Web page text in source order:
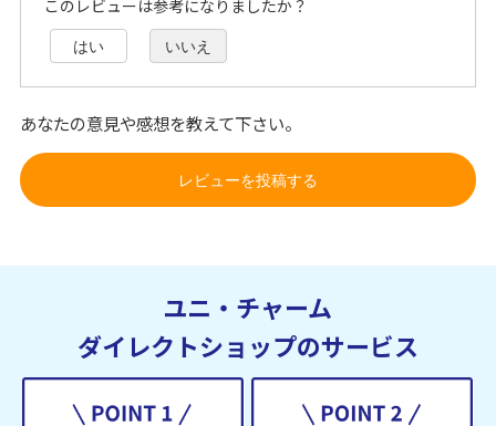
このレビューは参考になりましたか？
はい いいえ
あなたの意見や感想を教えて下さい。
レビューを投稿する
ユニ・チャーム
ダイレクトショップのサービス